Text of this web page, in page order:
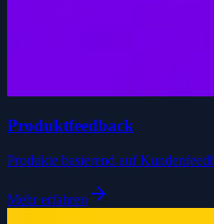
Produktfeedback
Produkte basierend auf
Mehr erfahren